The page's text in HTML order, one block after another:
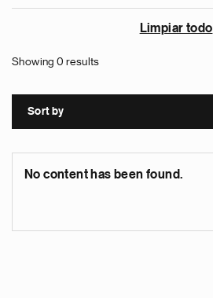
Limpiar todo
Showing 0 results
Sort by
No content has been found.